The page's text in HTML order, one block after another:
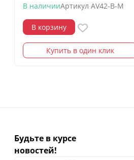
В наличииАртикул AV42-B-M
В корзину
Купить в один клик
Будьте в курсе
новостей!